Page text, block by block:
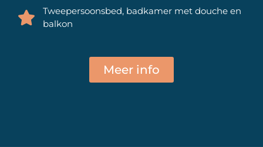
Tweepersoonsbed, badkamer met douche en
balkon
Meer info